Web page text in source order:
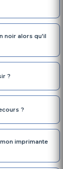
noir alors qu'il
?
?
imprimante